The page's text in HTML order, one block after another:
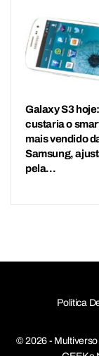
Galaxy S3
custaria o
mais vendido
Samsung,
pela…
Política
© 2026 -